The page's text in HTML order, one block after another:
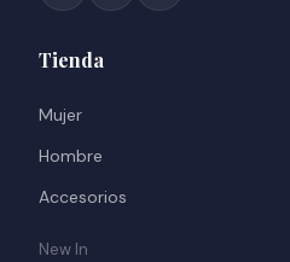
Tienda
Mujer
Hombre
Accesorios
New In